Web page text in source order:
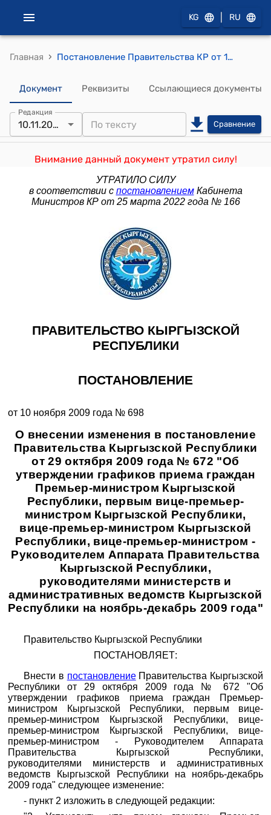
KG RU
Главная › Постановление Правительства КР от 10 ноября 2009 года №698 "О внесении изменения в постановление Правительства Кыргызской Республики от 29 октября 2009 года № 672 "Об утверждении графиков приема граждан Премьер-министром Кыргызской Республики, первым вице-премьер-министром Кыргызской Республики, вице-премьер-министром Кыргызской Республики, вице-премьер-министром - Руководителем Аппарата Правительства Кыргызской Республики, руководителями министерств и административных ведомств Кыргызской Республики на ноябрь-декабрь 2009 года"
Документ Реквизиты Ссылающиеся документы
Редакция
10.11.2009 Сравнение
Внимание данный документ утратил силу!